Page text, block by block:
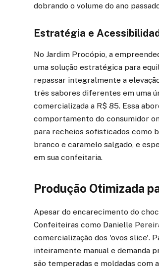
dobrando o volume do ano
Estratégia e
No Jardim Procópio, a
uma solução estratégica para
repassar integralmente a
três sabores diferentes em uma
comercializada a R$ 85. Essa
comportamento do consumidor
para recheios sofisticados como
branco e caramelo salgado, e
em sua confeitaria.
Produção Otimizada
Apesar do encarecimento do
Confeiteiras como Danielle
comercialização dos 'ovos slice'.
inteiramente manual e demanda
são temperadas e moldadas com